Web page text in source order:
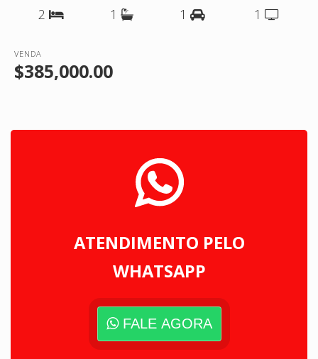
2 1 1 1
VENDA
$385,000.00
ATENDIMENTO PELO
WHATSAPP
FALE AGORA